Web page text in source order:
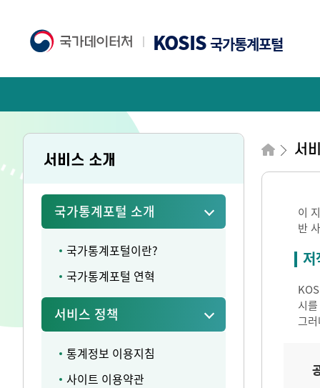
KOSIS국가통계포털
서비스 소개
국가통계포털 소개
국가통계포털이란?
국가통계포털 연혁
서비스 정책
통계정보 이용지침
사이트 이용약관
서
이
반
저
시
그